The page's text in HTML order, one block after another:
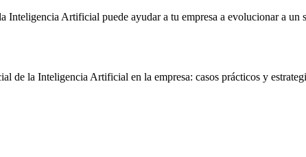
Inteligencia Artificial puede ayudar a tu empresa a evolucionar a un
de la Inteligencia Artificial en la empresa: casos prácticos y